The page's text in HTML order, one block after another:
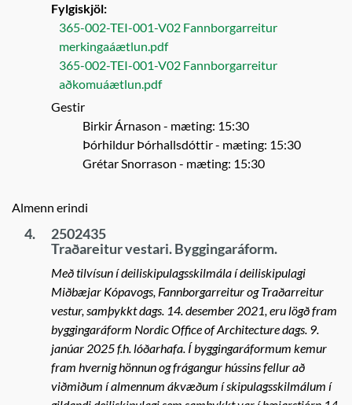
Fylgiskjöl:
365-002-TEI-001-V02 Fannborgarreitur
merkingaáætlun.pdf
365-002-TEI-001-V02 Fannborgarreitur
aðkomuáætlun.pdf
Gestir
Birkir Árnason - mæting: 15:30
Þórhildur Þórhallsdóttir- mæting: 15:30
Grétar Snorrason - mæting: 15:30
Almenn erindi
4.
2502435
Traðareitur vestari. Byggingaráform.
Með tilvísun í deiliskipulagsskilmála í deiliskipulagi
Miðbæjar Kópavogs, Fannborgarreitur og Traðarreitur
vestur, samþykkt dags. 14. desember 2021, eru lögð fram
byggingaráform Nordic Office of Architecture dags. 9.
janúar 2025 f.h. lóðarhafa. Í byggingaráformum kemur
fram hvernig hönnun og frágangur hússins fellur að
viðmiðum í almennum ákvæðum í skipulagsskilmálum í